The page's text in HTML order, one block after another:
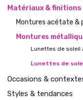
Matériaux & finitions
Montures acétate &
Montures
Lunettes de soleil
Lunettes de
Occasions &
Styles & tendances